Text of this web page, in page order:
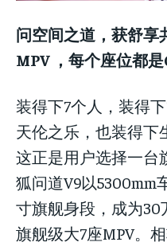
问空间之道，获舒享
MPV ，每个座位都是
装得下7个人，装得
天伦之乐，也装得下
这正是用户选择一台
狐问道V9以5300mm
寸旗舰身段，成为
旗舰级大7座MPV。